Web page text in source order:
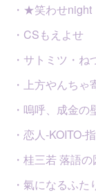
・★笑わせ
・CSもえよせ
・サトミツ・
・上方やんちゃ
・嗚呼、成金の
・恋人-KOITO-
・桂三若 落語
・氣になるふた